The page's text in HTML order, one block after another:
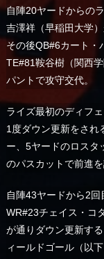
自陣20ヤードからの
吉澤祥（早稲田大学
その後QB#6カート・
TE#81鞍谷樹（関西
パントで攻守交代。
ライズ最初のディフ
1度ダウン更新をされ
ー、5ヤードのロスタ
のパスカットで前進
自陣43ヤードから2
WR#23チェイス・コ
が通りダウン更新す
ィールドゴール（以